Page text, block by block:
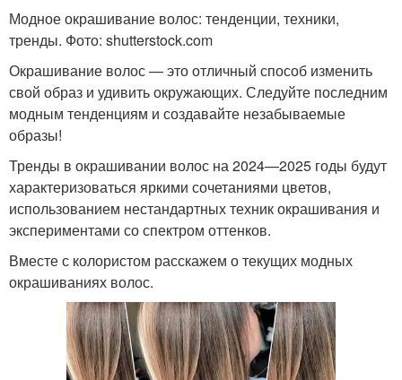
Модное окрашивание волос: тенденции, техники,
тренды. Фото: shutterstock.com
Окрашивание волос — это отличный способ изменить
свой образ и удивить окружающих. Следуйте последним
модным тенденциям и создавайте незабываемые
образы!
Тренды в окрашивании волос на 2024—2025 годы будут
характеризоваться яркими сочетаниями цветов,
использованием нестандартных техник окрашивания и
экспериментами со спектром оттенков.
Вместе с колористом расскажем о текущих модных
окрашиваниях волос.